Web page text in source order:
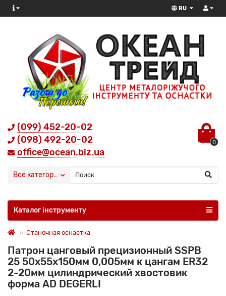
RU
(099) 452-20-02
(098) 492-20-02
office@ocean.biz.ua
0
Все категории
Каталог інструменту
Станочная оснастка
Патрон цанговый прецизионный SSPB
25 50x55x150мм 0,005мм к цангам ER32
2-20мм цилиндрический хвостовик
форма AD DEGERLI